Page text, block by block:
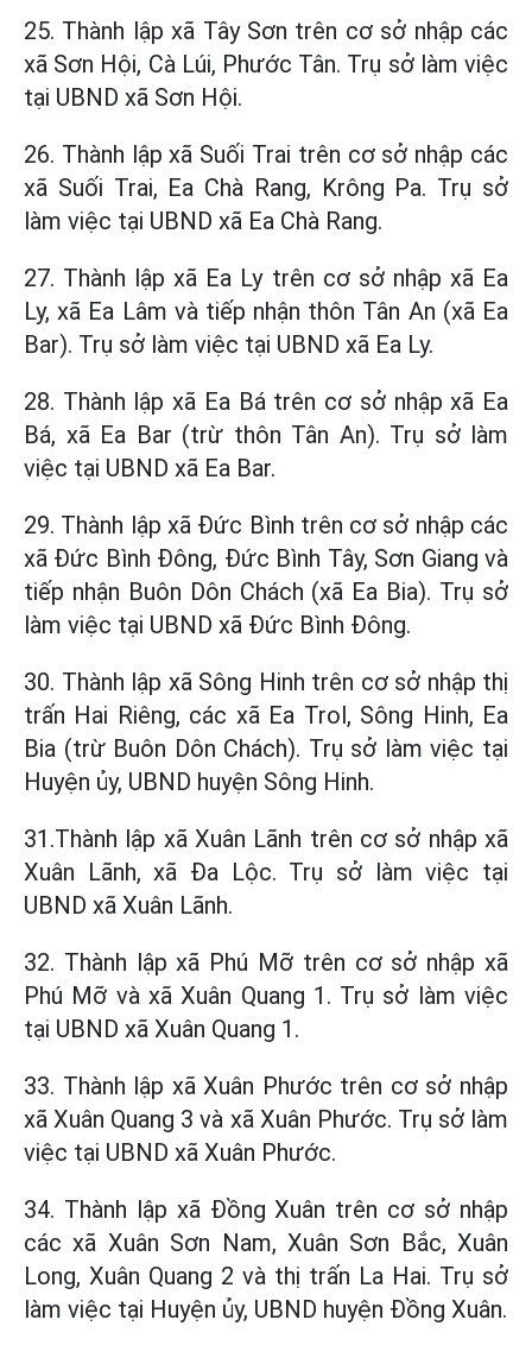
25. Thành lập xã Tây Sơn trên cơ sở nhập các
xã Sơn Hội, Cà Lúi, Phước Tân. Trụ sở làm việc
tại UBND xã Sơn Hội.
26. Thành lập xã Suối Trai trên cơ sở nhập các
xã Suối Trai, Ea Chà Rang, Krông Pa. Trụ sở
làm việc tại UBND xã Ea Chà Rang.
27. Thành lập xã Ea Ly trên cơ sở nhập xã Ea
Ly, xã Ea Lâm và tiếp nhận thôn Tân An (xã Ea
Bar). Trụ sở làm việc tại UBND xã Ea Ly.
28. Thành lập xã Ea Bá trên cơ sở nhập xã Ea
Bá, xã Ea Bar (trừ thôn Tân An). Trụ sở làm
việc tại UBND xã Ea Bar.
29. Thành lập xã Đức Bình trên cơ sở nhập các
xã Đức Bình Đông, Đức Bình Tây, Sơn Giang và
tiếp nhận Buôn Dôn Chách (xã Ea Bia). Trụ sở
làm việc tại UBND xã Đức Bình Đông.
30. Thành lập xã Sông Hinh trên cơ sở nhập thị
trấn Hai Riêng, các xã Ea Trol, Sông Hinh, Ea
Bia (trừ Buôn Dôn Chách). Trụ sở làm việc tại
Huyện ủy, UBND huyện Sông Hinh.
31.Thành lập xã Xuân Lãnh trên cơ sở nhập xã
Xuân Lãnh, xã Đa Lộc. Trụ sở làm việc tại
UBND xã Xuân Lãnh.
32. Thành lập xã Phú Mỡ trên cơ sở nhập xã
Phú Mỡ và xã Xuân Quang 1. Trụ sở làm việc
tại UBND xã Xuân Quang 1.
33. Thành lập xã Xuân Phước trên cơ sở nhập
xã Xuân Quang 3 và xã Xuân Phước. Trụ sở làm
việc tại UBND xã Xuân Phước.
34. Thành lập xã Đồng Xuân trên cơ sở nhập
các xã Xuân Sơn Nam, Xuân Sơn Bắc, Xuân
Long, Xuân Quang 2 và thị trấn La Hai. Trụ sở
làm việc tại Huyện ủy, UBND huyện Đồng Xuân.